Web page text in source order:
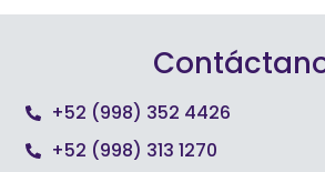
+52 (998) 352 4426
+52 (998) 313 1270